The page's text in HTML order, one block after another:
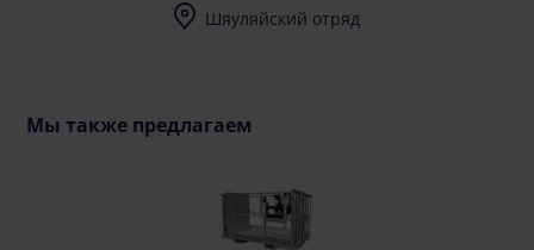
Шяуляйский отряд
Мы также предлагаем